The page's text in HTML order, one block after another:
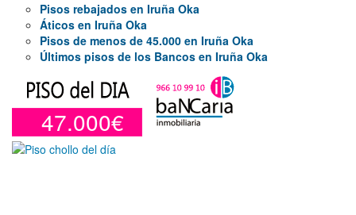
Pisos rebajados en Iruña Oka
Áticos en Iruña Oka
Pisos de menos de 45.000 en Iruña Oka
Últimos pisos de los Bancos en Iruña Oka
47.000€